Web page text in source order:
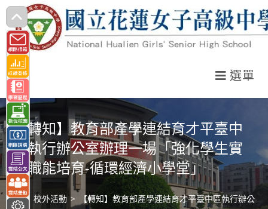
跳
轉
至
主
要
內
容
選單
【轉知】教育部產學連結育才平臺中
區執行辦公室辦理一場「強化學生實
務職能培育-循環經濟小學堂」
> 校外活動 > 【轉知】教育部產學連結育才平臺中區執行辦公